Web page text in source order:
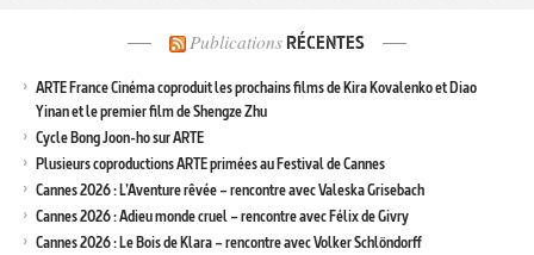
Publications RÉCENTES
ARTE France Cinéma coproduit les prochains films de Kira Kovalenko et Diao
Yinan et le premier film de Shengze Zhu
Cycle Bong Joon-ho sur ARTE
Plusieurs coproductions ARTE primées au Festival de Cannes
Cannes 2026 : L’Aventure rêvée – rencontre avec Valeska Grisebach
Cannes 2026 : Adieu monde cruel – rencontre avec Félix de Givry
Cannes 2026 : Le Bois de Klara – rencontre avec Volker Schlöndorff